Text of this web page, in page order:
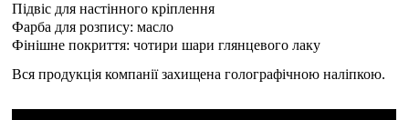
Підвіс для настінного кріплення
Фарба для розпису: масло
Фінішне покриття: чотири шари глянцевого лаку
Вся продукція компанії захищена голографічною наліпкою.